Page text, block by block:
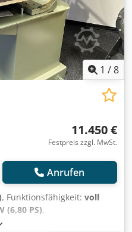
1 /8
11.450 €
Festpreis zzgl. MwSt.
Anrufen
, Funktionsfähigkeit: voll
(6,80 PS),